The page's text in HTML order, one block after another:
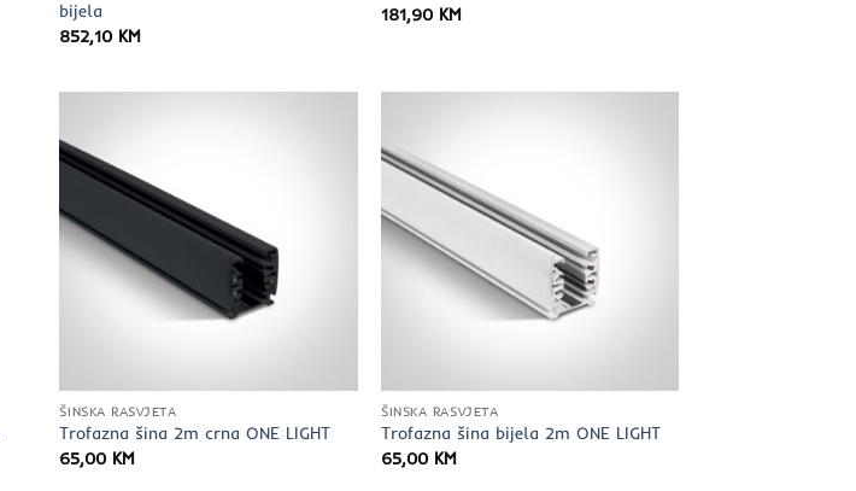
bijela
852,10 KM
181,90 KM
ŠINSKA RASVJETA
Trofazna šina 2m crna ONE LIGHT
65,00 KM
ŠINSKA RASVJETA
Trofazna šina bijela 2m ONE LIGHT
65,00 KM